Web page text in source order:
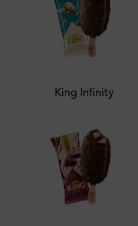
King Infinity